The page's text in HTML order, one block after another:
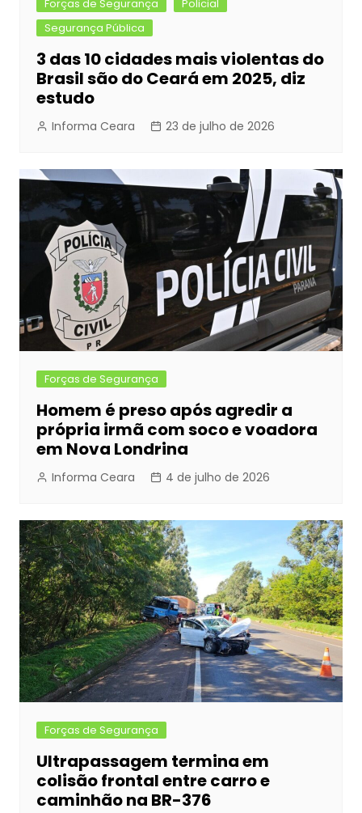
Forças de Segurança
Policial
Segurança Pública
3 das 10 cidades mais violentas do
Brasil são do Ceará em 2025, diz
estudo
Informa Ceara 23 de julho de 2026
Forças de Segurança
Homem é preso após agredir a
própria irmã com soco e voadora
em Nova Londrina
Informa Ceara 4 de julho de 2026
Forças de Segurança
Ultrapassagem termina em
colisão frontal entre carro e
caminhão na BR-376